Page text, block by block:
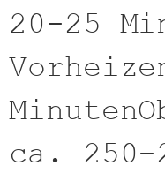
20-25
ca. 250-